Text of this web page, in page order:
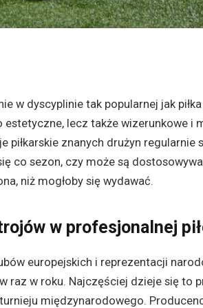
w dyscyplinie tak popularnej jak
estetyczne, lecz także wizerunkowe i
piłkarskie znanych drużyn regularnie
co sezon, czy może są
niż mogłoby się wydawać.
w profesjonalnej
europejskich i reprezentacji
raz w roku. Najczęściej dzieje się to
międzynarodowego.